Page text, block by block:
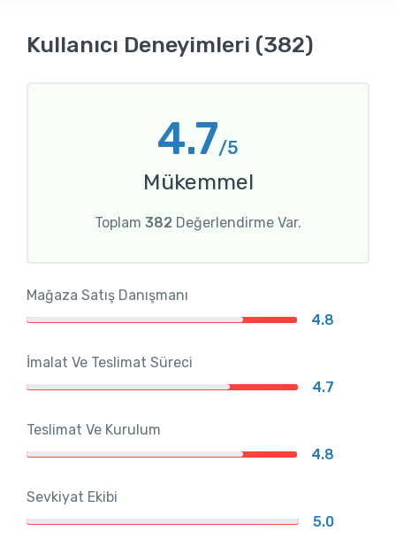
Kullanıcı Deneyimleri (382)
4.7/5
Mükemmel
Toplam 382 Değerlendirme Var.
Mağaza Satış Danışmanı
4.8
İmalat Ve Teslimat Süreci
4.7
Teslimat Ve Kurulum
4.8
Sevkiyat Ekibi
5.0